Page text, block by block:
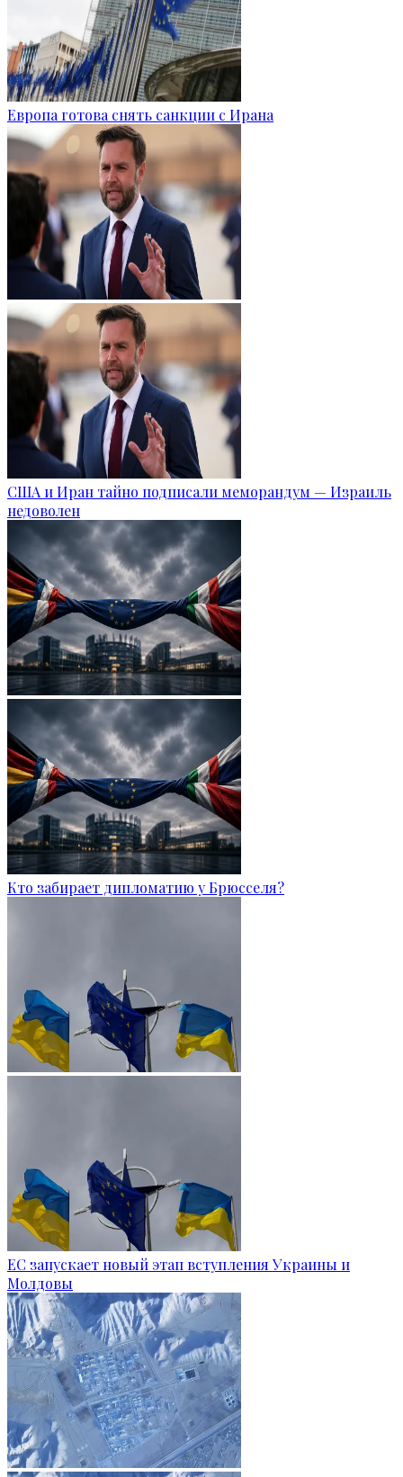
Европа готова снять санкции с Ирана
США и Иран тайно подписали меморандум — Израиль
недоволен
Кто забирает дипломатию у Брюсселя?
ЕС запускает новый этап вступления Украины и
Молдовы